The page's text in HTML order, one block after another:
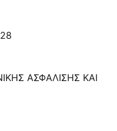
ΑΣΦΑΛΙΣΗΣ ΚΑΙ